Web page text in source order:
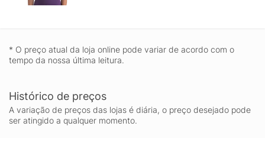
* O preço atual da loja online pode variar de acordo com o
tempo da nossa última leitura.
Histórico de preços
A variação de preços das lojas é diária, o preço desejado pode
ser atingido a qualquer momento.